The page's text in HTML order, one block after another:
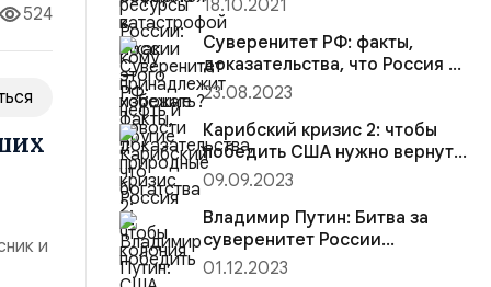
524
и
18.10.2021
Суверенитет РФ: факты,
доказательства, что Россия —
колония
23.08.2023
Карибский кризис 2: чтобы
победить США нужно вернуть
полётное задание и нацелить
на центры принятия решений
09.09.2023
Владимир Путин: Битва за
суверенитет России
продолжается
01.12.2023